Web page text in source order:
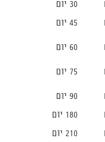
30 יום
45 יום
60 יום
75 יום
90 יום
180 יום
210 יום